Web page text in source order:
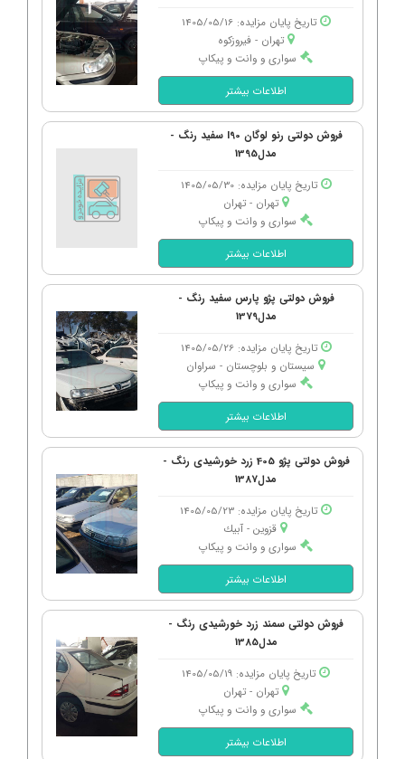
تاریخ پایان مزایده: 1405/05/16
تهران - فیروزكوه
سواری و وانت و پیکاپ
اطلاعات بیشتر
فروش دولتی رنو لوگان l90 سفید رنگ -
مدل1395
تاریخ پایان مزایده: 1405/05/30
تهران - تهران
سواری و وانت و پیکاپ
اطلاعات بیشتر
فروش دولتی پژو پارس سفید رنگ -
مدل1379
تاریخ پایان مزایده: 1405/05/26
سیستان و بلوچستان - سراوان
سواری و وانت و پیکاپ
اطلاعات بیشتر
فروش دولتی پژو 405 زرد خورشیدی رنگ -
مدل1387
تاریخ پایان مزایده: 1405/05/23
قزوین - آبیك
سواری و وانت و پیکاپ
اطلاعات بیشتر
فروش دولتی سمند زرد خورشیدی رنگ -
مدل1385
تاریخ پایان مزایده: 1405/05/19
تهران - تهران
سواری و وانت و پیکاپ
اطلاعات بیشتر